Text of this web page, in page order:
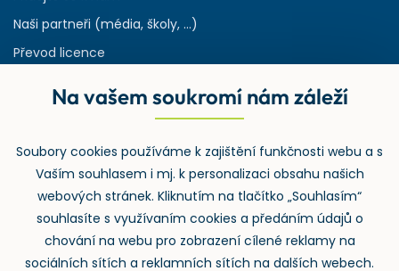
Naši partneři (média, školy, ...)
Převod licence
Rejstřík používaných zkratek v odpadech
Zpětný odběr
Na vašem soukromí nám záleží
Soubory cookies používáme k zajištění funkčnosti webu a s
Vaším souhlasem i mj. k personalizaci obsahu našich
webových stránek. Kliknutím na tlačítko „Souhlasím“
souhlasíte s využívaním cookies a předáním údajů o
chování na webu pro zobrazení cílené reklamy na
sociálních sítích a reklamních sítích na dalších webech.